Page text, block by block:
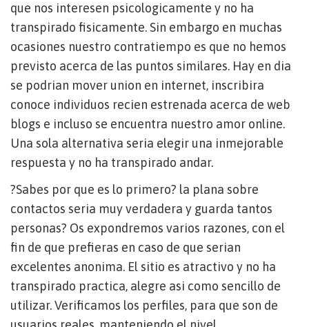
que nos interesen psicologicamente y no ha
transpirado fisicamente. Sin embargo en muchas
ocasiones nuestro contratiempo es que no hemos
previsto acerca de las puntos similares. Hay en dia
se podri­an mover union en internet, inscribira
conoce individuos recien estrenada acerca de web
blogs e incluso se encuentra nuestro amor online.
Una sola alternativa seri­a elegir una inmejorable
respuesta y no ha transpirado andar.
?Sabes por que es lo primero? la plana sobre
contactos seri­a muy verdadera y guarda tantos
personas? Os expondremos varios razones, con el
fin de que prefieras en caso de que serian
excelentes anonima. El sitio es atractivo y no ha
transpirado practica, alegre asi­ como sencillo de
utilizar. Verificamos los perfiles, para que son de